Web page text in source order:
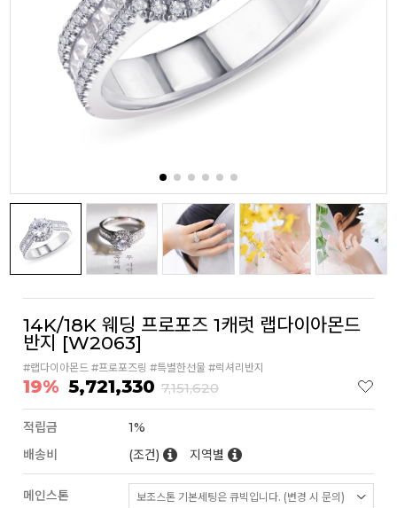
14K/18K 웨딩 프로포즈 1캐럿 랩다이아몬드
반지 [W2063]
#랩다이아몬드 #프로포즈링 #특별한선물 #럭셔리반지
19% 5,721,330 7,151,620
적립금
1%
배송비
(조건) 지역별
메인스톤